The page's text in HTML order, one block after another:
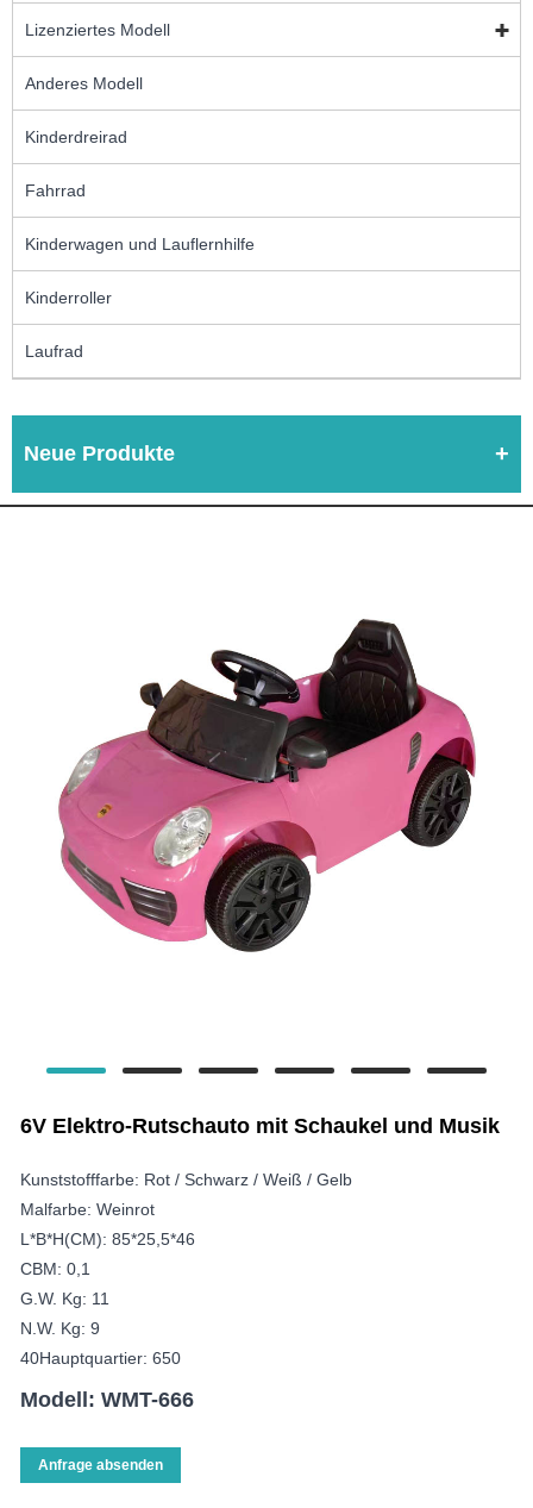
Lizenziertes Modell
Anderes Modell
Kinderdreirad
Fahrrad
Kinderwagen und Lauflernhilfe
Kinderroller
Laufrad
Neue Produkte
6V Elektro-Rutschauto mit Schaukel und Musik
Kunststofffarbe: Rot / Schwarz / Weiß / Gelb
Malfarbe: Weinrot
L*B*H(CM): 85*25,5*46
CBM: 0,1
G.W. Kg: 11
N.W. Kg: 9
40Hauptquartier: 650
Modell: WMT-666
Anfrage absenden